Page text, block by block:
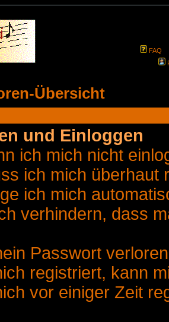
FAQ
Übersicht
und Einloggen
ich mich nicht
ich mich überhaut
ich mich
verhindern, dass
Passwort
registriert, kann
vor einiger Zeit